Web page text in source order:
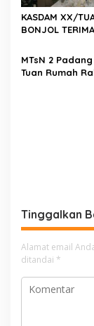
KASDAM XX/
BONJOL TERIMA
ANGGOTA DPD
GUSMAN, S.E.,
MAKODAM
MTsN 2
Tuan Rumah
Tinggalkan
Alamat email
ditandai *